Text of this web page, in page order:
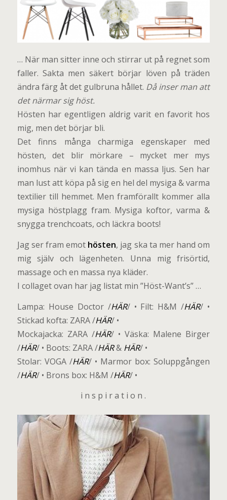
… När man sitter inne och stirrar ut på regnet som
faller. Sakta men säkert börjar löven på träden
ändra färg åt det gulbruna hållet. Då inser man att
det närmar sig höst.
Hösten har egentligen aldrig varit en favorit hos
mig, men det börjar bli.
Det finns många charmiga egenskaper med
hösten, det blir mörkare – mycket mer mys
inomhus när vi kan tända en massa ljus. Sen har
man lust att köpa på sig en hel del mysiga & varma
textilier till hemmet. Men framförallt kommer alla
mysiga höstplagg fram. Mysiga koftor, varma &
snygga trenchcoats, och läckra boots!
Jag ser fram emot hösten, jag ska ta mer hand om
mig själv och lägenheten. Unna mig frisörtid,
massage och en massa nya kläder.
I collaget ovan har jag listat min ”Höst-Want’s” …
Lampa: House Doctor /HÄR/ • Filt: H&M /HÄR/ •
Stickad kofta: ZARA /HÄR/ •
Mockajacka: ZARA /HÄR/ • Väska: Malene Birger
/HÄR/ • Boots: ZARA /HÄR& HÄR/ •
Stolar: VOGA /HÄR/ • Marmor box: Soluppgången
/HÄR/ • Brons box: H&M /HÄR/ •
i n s p i r a t i o n .